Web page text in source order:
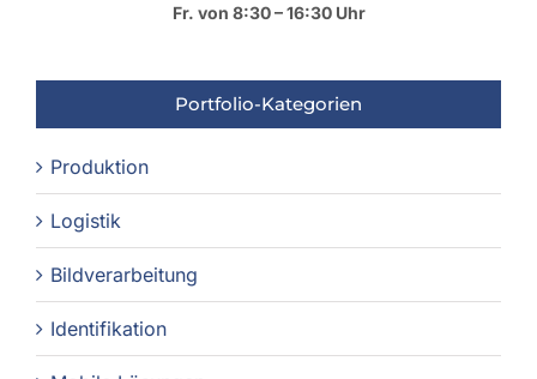
Fr. von 8:30 – 16:30 Uhr
Portfolio-Kategorien
Produktion
Logistik
Bildverarbeitung
Identifikation